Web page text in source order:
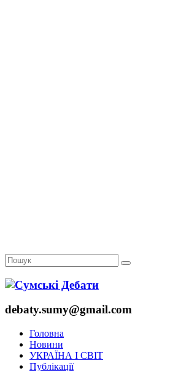
debaty.sumy@gmail.com
Головна
Новини
УКРАЇНА І СВІТ
Публікації